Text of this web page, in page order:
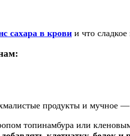
сахара в крови и что
продукты и мучное —
топинамбура или